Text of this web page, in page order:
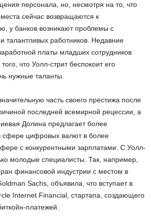
персонала, но, несмотря на то, что
сейчас возвращаются к
у банков возникают проблемы с
талантливых работников. Недавние
платы младших сотрудников
что Уолл-стрит беспокоит его
нужные таланты.
часть своего престижа после
последней всемирной рецессии, а
Долина предлагает более
сфере цифровых валют в более
с конкурентными зарплатами. С Уолл-
молодые специалисты. Так, например,
финансовой индустрии с местом в
Sachs, объявила, что вступает в
Internet Financial, стартапа, создающего
платежей.